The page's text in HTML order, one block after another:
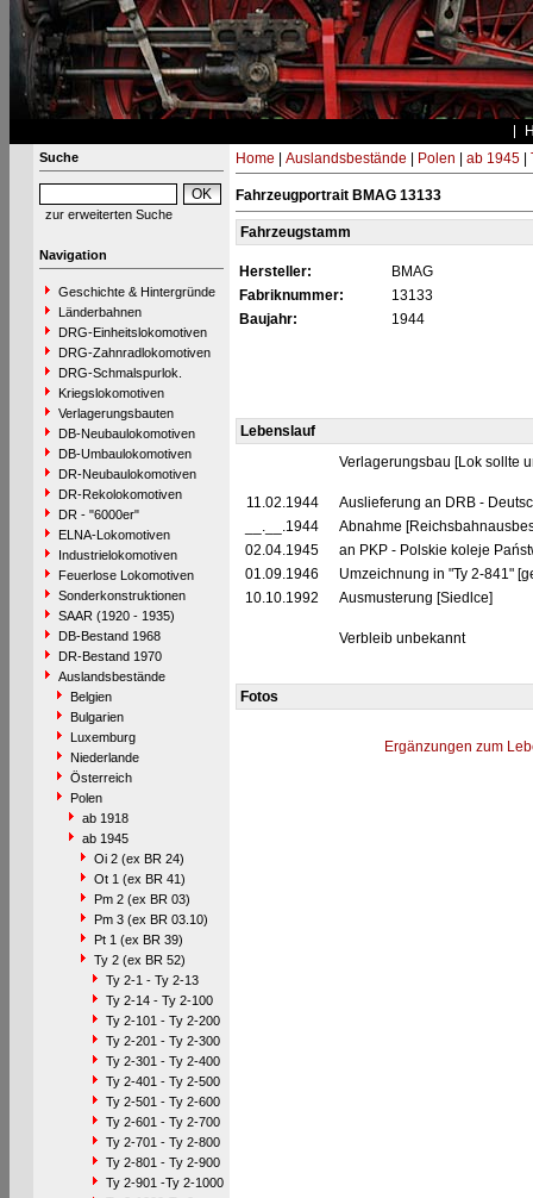
Suche
zur erweiterten Suche
Navigation
Geschichte & Hintergründe
Länderbahnen
DRG-Einheitslokomotiven
DRG-Zahnradlokomotiven
DRG-Schmalspurlok.
Kriegslokomotiven
Verlagerungsbauten
DB-Neubaulokomotiven
DB-Umbaulokomotiven
DR-Neubaulokomotiven
DR-Rekolokomotiven
DR - "6000er"
ELNA-Lokomotiven
Industrielokomotiven
Feuerlose Lokomotiven
Sonderkonstruktionen
SAAR (1920 - 1935)
DB-Bestand 1968
DR-Bestand 1970
Auslandsbestände
Belgien
Bulgarien
Luxemburg
Niederlande
Österreich
Polen
ab 1918
ab 1945
Oi 2 (ex BR 24)
Ot 1 (ex BR 41)
Pm 2 (ex BR 03)
Pm 3 (ex BR 03.10)
Pt 1 (ex BR 39)
Ty 2 (ex BR 52)
Ty 2-1 - Ty 2-13
Ty 2-14 - Ty 2-100
Ty 2-101 - Ty 2-200
Ty 2-201 - Ty 2-300
Ty 2-301 - Ty 2-400
Ty 2-401 - Ty 2-500
Ty 2-501 - Ty 2-600
Ty 2-601 - Ty 2-700
Ty 2-701 - Ty 2-800
Ty 2-801 - Ty 2-900
Ty 2-901 -Ty 2-1000
Home Auslandsbestände Polen ab 1945|
Fahrzeugportrait BMAG 13133
Fahrzeugstamm
Hersteller:
BMAG
Fabriknummer:
13133
Baujahr:
1944
Lebenslauf
Verlagerungsbau [Lok sollte
11.02.1944
Auslieferung an DRB -
__.__.1944
Abnahme
02.04.1945
an PKP - Polskie koleje
01.09.1946
Umzeichnung in "Ty 2-841"
10.10.1992
Ausmusterung [Siedlce]
Verbleib unbekannt
Fotos
Ergänzungen zum